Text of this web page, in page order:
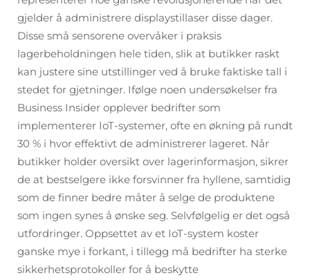
gjelder å administrere displaystillaser disse dager.
Disse små sensorene overvåker i praksis
lagerbeholdningen hele tiden, slik at butikker raskt
kan justere sine utstillinger ved å bruke faktiske tall i
stedet for gjetninger. Ifølge noen undersøkelser fra
Business Insider opplever bedrifter som
implementerer IoT-systemer, ofte en økning på rundt
30 % i hvor effektivt de administrerer lageret. Når
butikker holder oversikt over lagerinformasjon, sikrer
de at bestselgere ikke forsvinner fra hyllene, samtidig
som de finner bedre måter å selge de produktene
som ingen synes å ønske seg. Selvfølgelig er det også
utfordringer. Oppsettet av et IoT-system koster
ganske mye i forkant, i tillegg må bedrifter ha sterke
sikkerhetsprotokoller for å beskytte